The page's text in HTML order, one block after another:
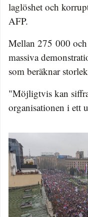
laglöshet och
AFP.
Mellan 275 000
massiva
som beräknar
"Möjligtvis kan
organisationen i ett